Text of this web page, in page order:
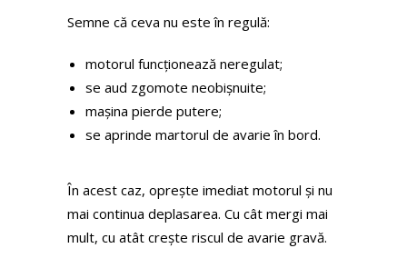
Semne că ceva nu este în regulă:
motorul funcționează neregulat;
se aud zgomote neobișnuite;
mașina pierde putere;
se aprinde martorul de avarie în bord.
În acest caz, oprește imediat motorul și nu
mai continua deplasarea. Cu cât mergi mai
mult, cu atât crește riscul de avarie gravă.